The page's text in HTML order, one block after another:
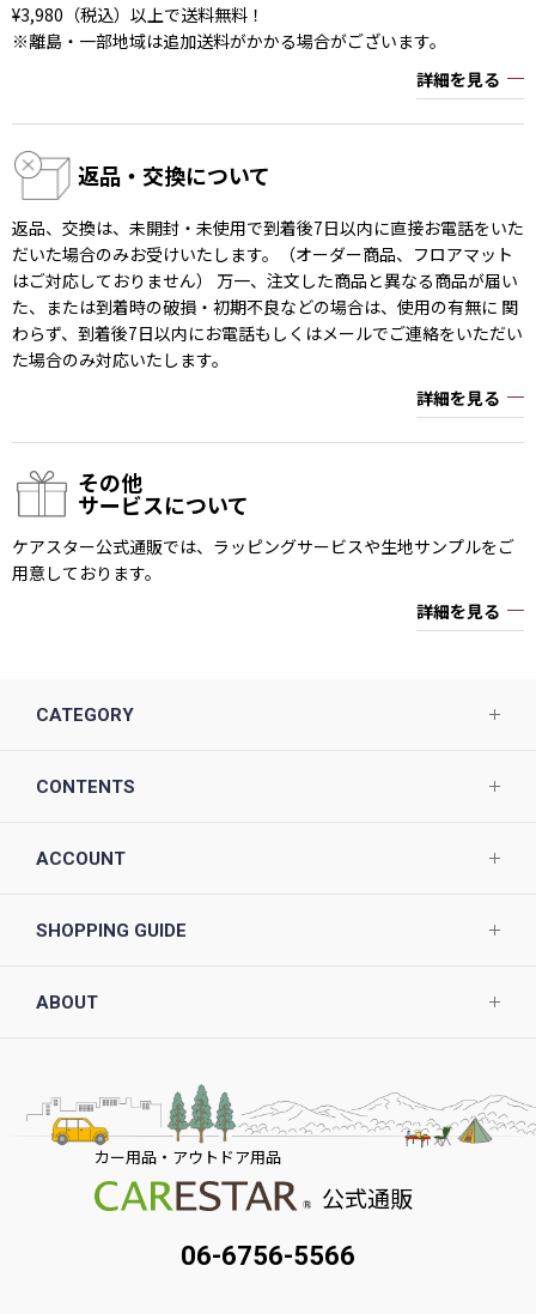
¥3,980（税込）以上で送料無料！
※離島・一部地域は追加送料がかかる場合がございます。
詳細を見る
返品・交換について
返品、交換は、未開封・未使用で到着後7日以内に直接お電話をいた
だいた場合のみお受けいたします。（オーダー商品、フロアマット
はご対応しておりません） 万一、注文した商品と異なる商品が届い
た、または到着時の破損・初期不良などの場合は、使用の有無に 関
わらず、到着後7日以内にお電話もしくはメールでご連絡をいただい
た場合のみ対応いたします。
詳細を見る
その他
サービスについて
ケアスター公式通販では、ラッピングサービスや生地サンプルをご
用意しております。
詳細を見る
CATEGORY
CONTENTS
ACCOUNT
SHOPPING GUIDE
ABOUT
カー用品・アウトドア用品
公式通販
06-6756-5566